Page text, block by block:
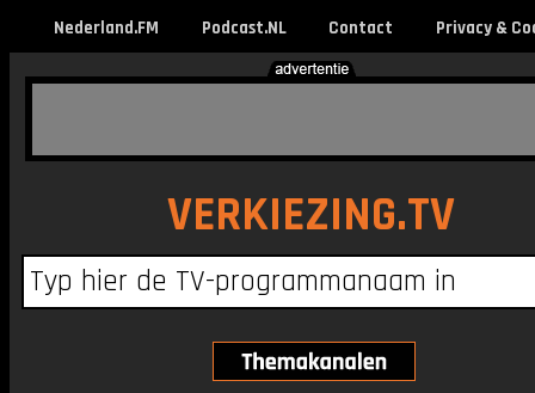
Nederland.FM Podcast.NL Contact Privacy &
VERKIEZING.TV